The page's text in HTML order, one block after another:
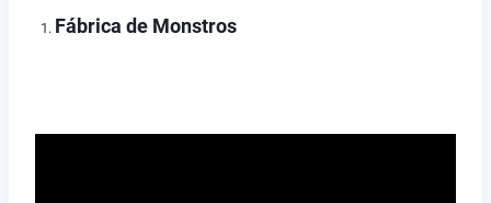
Fábrica de Monstros